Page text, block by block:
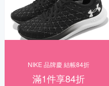
NIKE 品牌慶 結帳84折
滿1件享84折